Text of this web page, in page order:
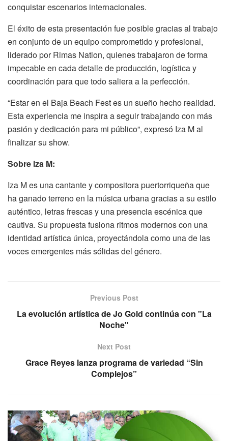
conquistar escenarios internacionales.
El éxito de esta presentación fue posible gracias al trabajo
en conjunto de un equipo comprometido y profesional,
liderado por Rimas Nation, quienes trabajaron de forma
impecable en cada detalle de producción, logística y
coordinación para que todo saliera a la perfección.
“Estar en el Baja Beach Fest es un sueño hecho realidad.
Esta experiencia me inspira a seguir trabajando con más
pasión y dedicación para mi público”, expresó Iza M al
finalizar su show.
Sobre Iza M:
Iza M es una cantante y compositora puertorriqueña que
ha ganado terreno en la música urbana gracias a su estilo
auténtico, letras frescas y una presencia escénica que
cautiva. Su propuesta fusiona ritmos modernos con una
identidad artística única, proyectándola como una de las
voces emergentes más sólidas del género.
Previous Post
La evolución artística de Jo Gold continúa con "La
Noche"
Next Post
Grace Reyes lanza programa de variedad “Sin
Complejos”